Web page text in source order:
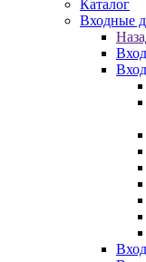
Каталог
Входные